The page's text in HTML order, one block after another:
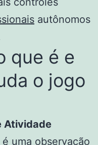
autônomos
que é e
o jogo
Atividade
uma observação